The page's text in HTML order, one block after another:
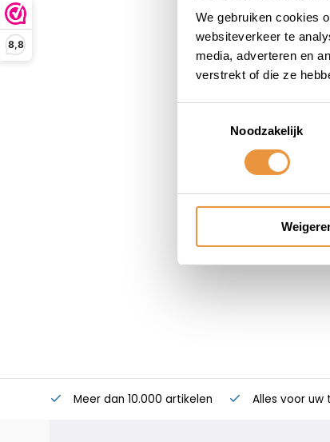
We gebruiken cookies
websiteverkeer te
media, adverteren en
verstrekt of die ze
Noodzakelijk
8,8
39,95
Meer dan 10.000 artikelen Alles voor uw